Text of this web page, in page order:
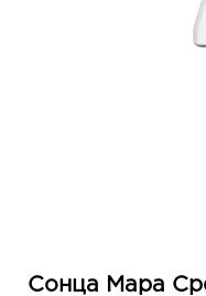
Сонца Мара